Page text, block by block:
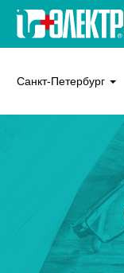
Санкт-Петербург